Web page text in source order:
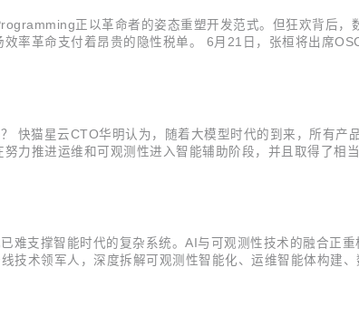
正以革命者的姿态重塑开发范式。但狂欢背后
革命支付着昂贵的隐性税单。 6月21日，张桓将出席
快猫星云CTO华明认为，随着大模型时代的到来，所有产
力推进运维和可观测性进入智能辅助阶段，并且取得了相
支撑智能时代的复杂系统。AI与可观测性技术的融合正
术领军人，深度拆解可观测性智能化、运维智能体构建